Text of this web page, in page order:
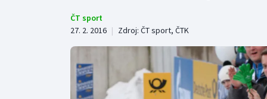
Cyklistika
Boby a skeleton
ČT sport
27. 2. 2016 | Zdroj: ČT sport, ČTK